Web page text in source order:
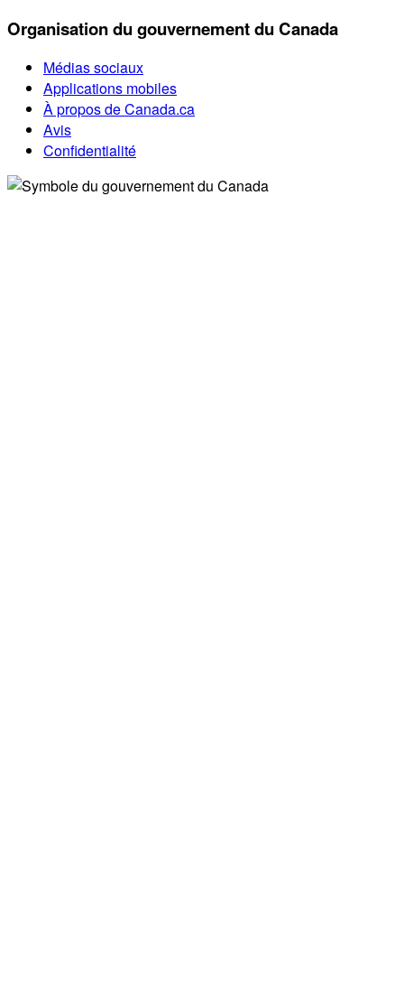
Organisation du gouvernement du Canada
Médias sociaux
Applications mobiles
À propos de Canada.ca
Avis
Confidentialité